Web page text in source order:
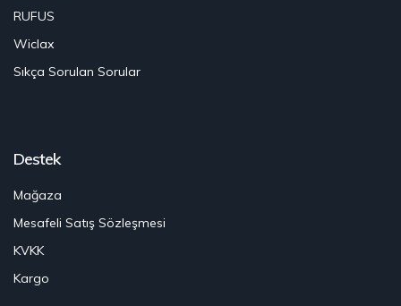
RUFUS
Wiclax
Sıkça Sorulan Sorular
Destek
Mağaza
Mesafeli Satış Sözleşmesi
KVKK
Kargo